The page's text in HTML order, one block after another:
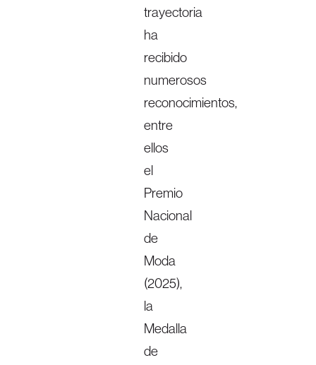
trayectoria
ha
recibido
numerosos
reconocimientos,
entre
ellos
el
Premio
Nacional
de
Moda
(2025),
la
Medalla
de